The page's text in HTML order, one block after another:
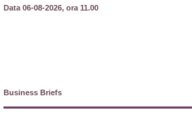
Data 06-08-2026, ora 11.00
Business Briefs